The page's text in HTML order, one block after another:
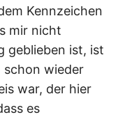
Kennzeichen
mir nicht
geblieben ist, ist
schon wieder
war, der hier
es